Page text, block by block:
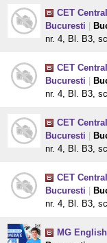
CET
Bucuresti
nr. 4, Bl. B3,
CET
Bucuresti
nr. 4, Bl. B3,
CET
Bucuresti
nr. 4, Bl. B3,
CET
Bucuresti
nr. 4, Bl. B3,
MG